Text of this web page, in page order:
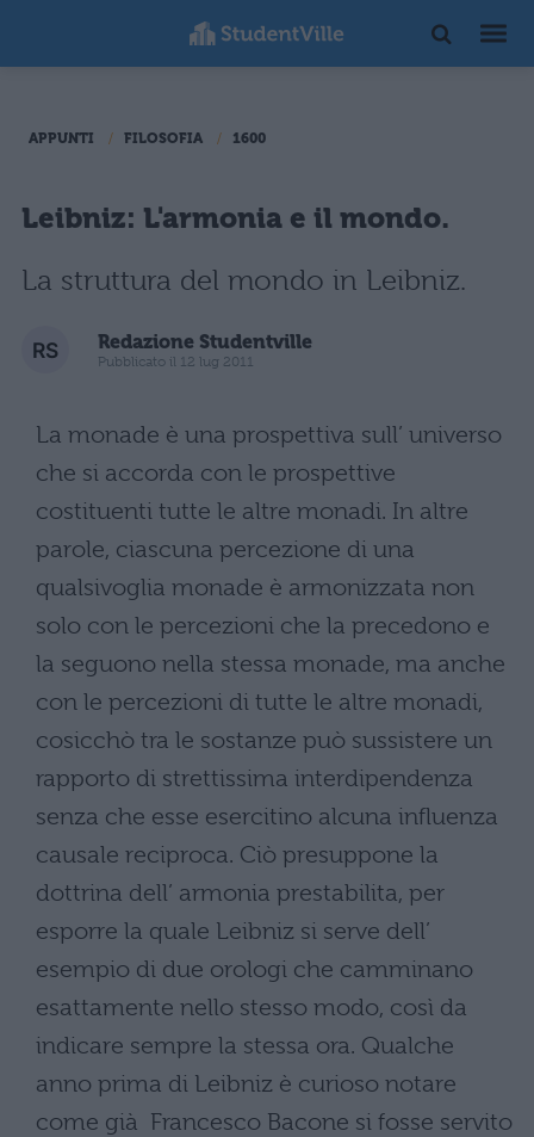
APPUNTI FILOSOFIA 1600
Leibniz: L'armonia e il mondo.
La struttura del mondo in Leibniz.
Redazione Studentville
Pubblicato il 12 lug 2011
La monade è una prospettiva sull’ universo
che si accorda con le prospettive
costituenti tutte le altre monadi. In altre
parole, ciascuna percezione di una
qualsivoglia monade è armonizzata non
solo con le percezioni che la precedono e
la seguono nella stessa monade, ma anche
con le percezioni di tutte le altre monadi,
cosicchò tra le sostanze può sussistere un
rapporto di strettissima interdipendenza
senza che esse esercitino alcuna influenza
causale reciproca. Ciò presuppone la
dottrina dell’ armonia prestabilita, per
esporre la quale Leibniz si serve dell’
esempio di due orologi che camminano
esattamente nello stesso modo, così da
indicare sempre la stessa ora. Qualche
anno prima di Leibniz è curioso notare
come già Francesco Bacone si fosse servito